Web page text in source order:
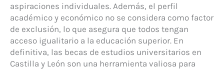
aspiraciones individuales. Además, el perfil
académico y económico no se considera como factor
de exclusión, lo que asegura que todos tengan
acceso igualitario a la educación superior. En
definitiva, las becas de estudios universitarios en
Castilla y León son una herramienta valiosa para